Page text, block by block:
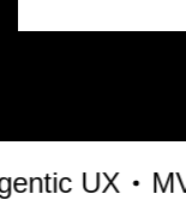
UX MVP